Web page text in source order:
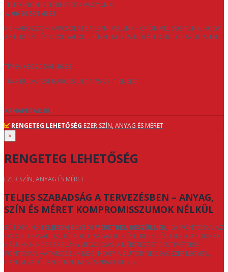
TELEFONON IS ELÉRHETŐEK VAGYUNK:
📞 06 20 561 4633
NE HABOZZON KAPCSOLATBA LÉPNI VELÜNK – ÖRÖMMEL SEGÍTÜNK, HOGY
AZ ELKÉPZELÉSEKBŐL VALÓDI, KÉNYELMES ÉS IDŐTÁLLÓ BÚTOR SZÜLESSEN.
TÍMEA +36 20 561 46 33
1047 BUDAPEST BAROSS UTCA 75-77. 1 EMELET
KANAPETAR.HU
RENGETEG LEHETŐSÉG EZER SZÍN, ANYAG ÉS MÉRET
×
RENGETEG LEHETŐSÉG
EZER SZÍN, ANYAG ÉS MÉRET
TELJES SZABADSÁG A TERVEZÉSBEN – ANYAG,
SZÍN ÉS MÉRET KOMPROMISSZUMOK NÉLKÜL
BÚTORAINK TELJESEN EGYEDI MÉRETBEN KÉSZÜLNEK, ÍGY PONTOSAN AZ
ÖN OTTHONÁHOZ, TÉRADOTTSÁGAIHOZ ÉS ELKÉPZELÉSEIHEZ IGAZODNAK.
NÁLUNK NINCS SZABVÁNYMEGOLDÁS: A MÉRETEZÉST CENTIMÉTERRE
PONTOSAN HATÁROZZUK MEG, HOGY A BÚTOR NE CSAK SZÉP LEGYEN,
HANEM VALÓBAN KÉNYELMES ÉS PRAKTIKUS IS.